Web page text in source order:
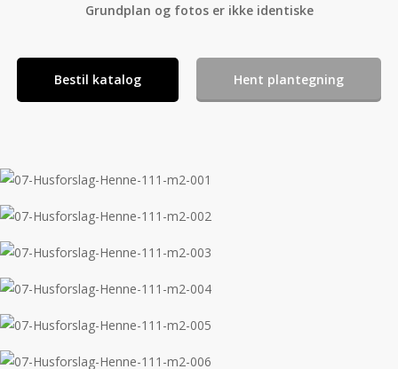
Grundplan og fotos er ikke identiske
Bestil katalog Hent plantegning